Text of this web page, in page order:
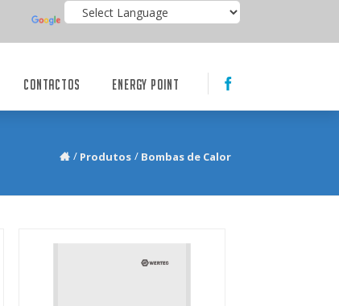
CONTACTOS ENERGY POINT
Produtos Bombas de Calor